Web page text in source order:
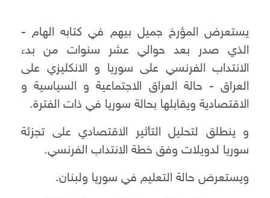
يستعرض المؤرخ جميل بيهم في كتابه الهام -
الذي صدر بعد حوالي عشر سنوات من بدء
الانتداب الفرنسي على سوريا و الانكليزي على
العراق - حالة العراق الاجتماعية و السياسية و
الاقتصادية ويقابلها بحالة سوريا في ذات الفترة.
و ينطلق لتحليل التأثير الاقتصادي على تجزئة
سوريا لدويلات وفق خطة الانتداب الفرنسي.
ويستعرض حالة التعليم في سوريا ولبنان.